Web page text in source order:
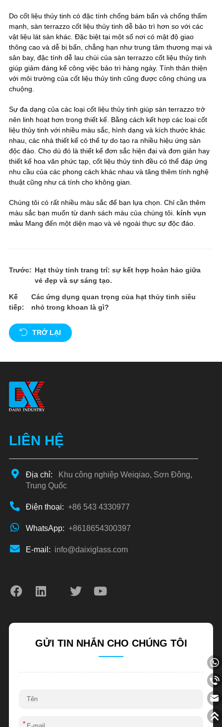
Do cốt liệu thủy tinh có đặc tính chống bám bẩn và chống thấm
mạnh, sàn terrazzo cốt liệu thủy tinh dễ bảo trì hơn so với các
vật liệu lát sàn khác. Đặc biệt tại một số nơi có mật độ giao
thông cao và dễ bị bẩn, chẳng hạn như trung tâm thương mại và
sân bay, đặc tính dễ lau chùi của sàn terrazzo cốt liệu thủy tinh
giúp giảm đáng kể công việc bảo trì hàng ngày. Tính thân thiện
với môi trường của cốt liệu thủy tinh cũng được công chúng ưa
chuộng.
Sự đa dạng của các loại cốt liệu thủy tinh giúp sàn terrazzo trở
nên linh hoạt hơn trong thiết kế. Bằng cách kết hợp các loại cốt
liệu thủy tinh với nhiều màu sắc, hình dạng và kích thước khác
nhau, các nhà thiết kế có thể tự do tạo ra nhiều hiệu ứng sàn
độc đáo. Cho dù đó là thiết kế đơn sắc hiện đại và đơn giản hay
thiết kế hoa văn phức tạp, cốt liệu thủy tinh đều có thể đáp ứng
nhu cầu của các phong cách khác nhau và tăng thêm tính nghệ
thuật cũng như cá tính cho không gian.
Chúng tôi có rất nhiều màu sắc để bạn lựa chọn. Chỉ cần thêm
màu sắc bạn muốn từ danh sách màu của chúng tôi. kính vụn
màu Mang đến một diện mạo và vẻ ngoài thực sự độc đáo.
Trước: Hạt thủy tinh trang trí: sự kết hợp hoàn hảo giữa
vẻ đẹp và sự sáng tạo.
Kế
tiếp:
Các ứng dụng quan trọng của hạt thủy tinh siêu
nhỏ trong khoan là gì?
TRỞ LẠI
LIÊN HỆ
Địa chỉ:
Khu công nghiệp Weiqiao, Sơn Đông,
Trung Quốc
Điện thoại: +86 543 4330977
WhatsApp: +8618654300397
E-mail: info@daixiglass.com
GỬI TIN NHẮN CHO CHÚNG TÔI
*